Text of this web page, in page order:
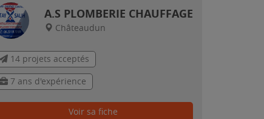
A.S PLOMBERIE CHAUFFAGE
Châteaudun
14 projets acceptés
7 ans d'expérience
Voir sa fiche